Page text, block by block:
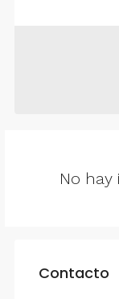
No hay
Contacto